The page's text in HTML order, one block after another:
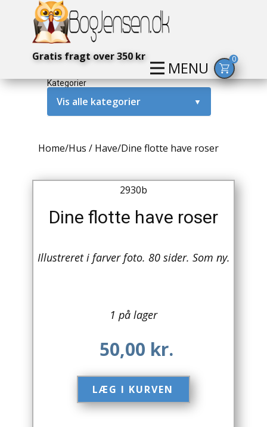
MENU
Gratis fragt over 350 kr 0
Kategorier
Vis alle kategorier ▼
Amerika / USA
Anden Verdenskrig
Antikke / Specielle Bøger
Arkæologi
Australien
Home/Hus / Have/Dine flotte have roser
2930b
Dine flotte have roser
Illustreret i farver foto. 80 sider. Som ny.
1 på lager
50,00 kr.
LÆG I KURVEN​